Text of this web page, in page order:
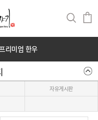
리미엄 한우
자유게시판